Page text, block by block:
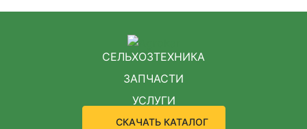
СЕЛЬХОЗТЕХНИКА
ЗАПЧАСТИ
УСЛУГИ
СКАЧАТЬ КАТАЛОГ